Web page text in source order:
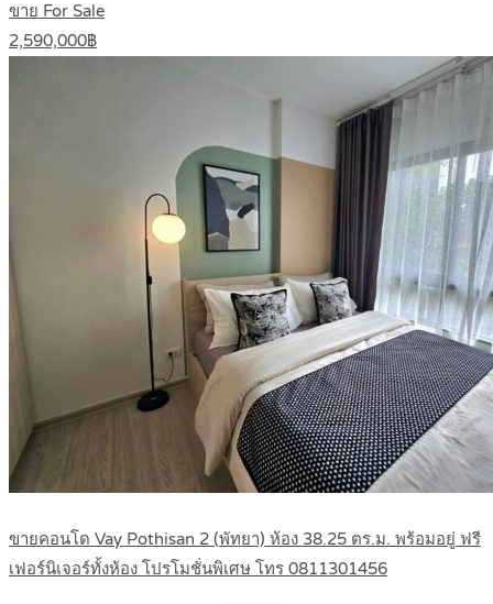
ขาย For Sale
2,590,000฿
ขายคอนโด Vay Pothisan 2 (พัทยา) ห้อง 38.25 ตร.ม. พร้อมอยู่ ฟรี
เฟอร์นิเจอร์ทั้งห้อง โปรโมชั่นพิเศษ โทร 0811301456